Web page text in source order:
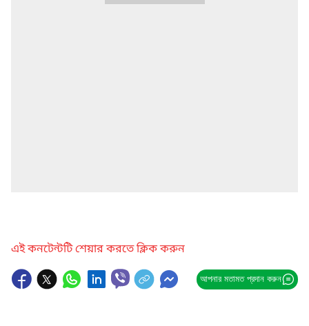
এই কনটেন্টটি শেয়ার করতে ক্লিক করুন
আপনার মতামত প্রদান করুন